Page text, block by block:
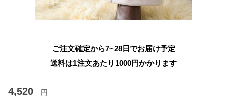
ご注文確定から7~28日でお届け予定
送料は1注文あたり 1000円かかります
4,520 円